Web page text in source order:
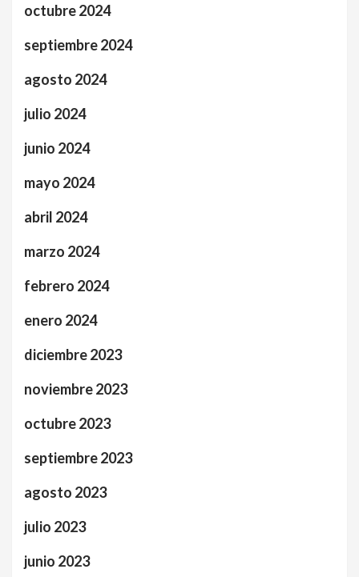
octubre 2024
septiembre 2024
agosto 2024
julio 2024
junio 2024
mayo 2024
abril 2024
marzo 2024
febrero 2024
enero 2024
diciembre 2023
noviembre 2023
octubre 2023
septiembre 2023
agosto 2023
julio 2023
junio 2023